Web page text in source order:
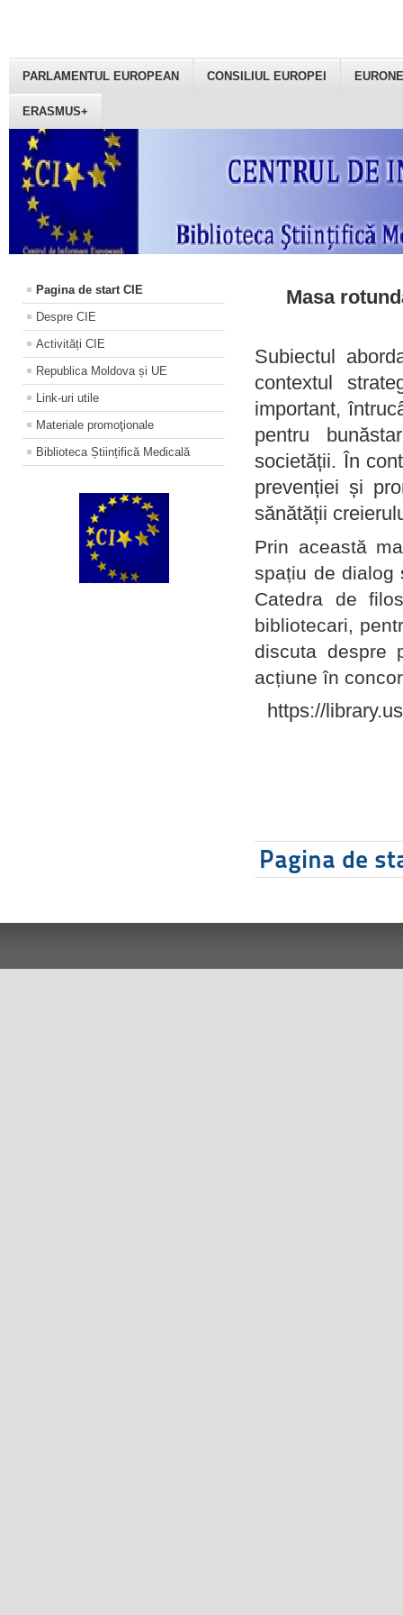
PARLAMENTUL EUROPEAN CONSILIUL EUROPEI
ERASMUS+
Pagina de start CIE
Despre CIE
Activități CIE
Republica Moldova și UE
Link-uri utile
Materiale promoţionale
Biblioteca Științifică Medicală
Masa
Subiectul
contextul
important,
pentru
societății. În
prevenției și
sănătății
Prin această
spațiu de dialog
Catedra de
bibliotecari,
discuta despre
acțiune în
https://
Pagina de